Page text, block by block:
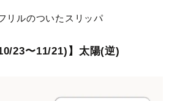
リルのついたスリッパ
23〜11/21)】太陽(逆)